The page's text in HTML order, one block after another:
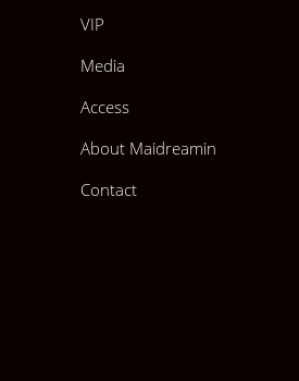
VIP
Media
Access
About Maidreamin
Contact